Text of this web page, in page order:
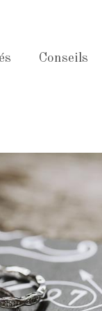
Conseils